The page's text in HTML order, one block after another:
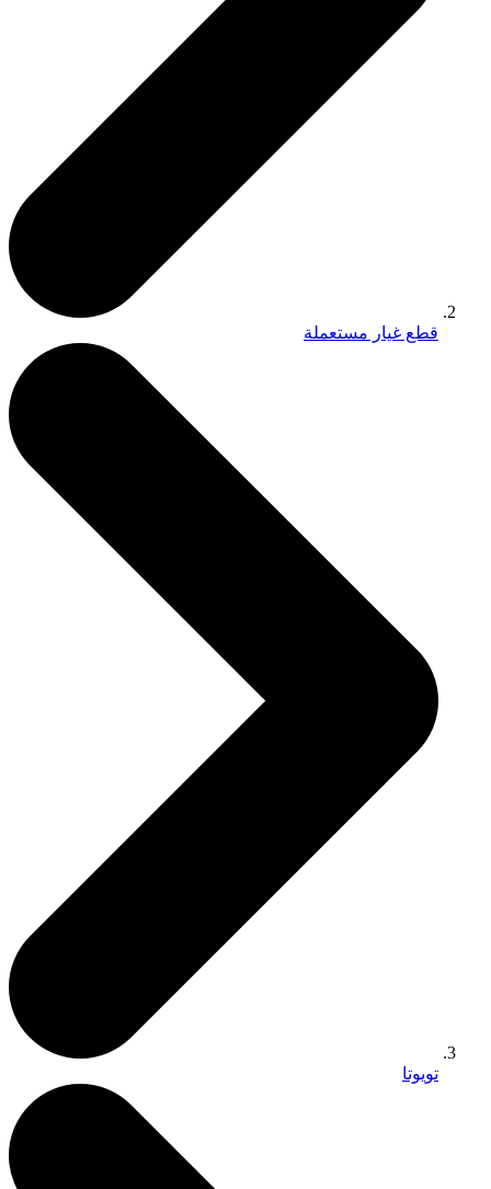
قطع غيار مستعملة
تويوتا